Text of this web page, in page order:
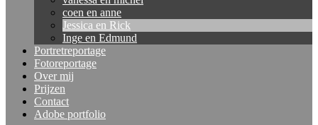
coen en anne
Jessica en Rick
Inge en Edmund
Portretreportage
Fotoreportage
Over mij
Prijzen
Contact
Adobe portfolio